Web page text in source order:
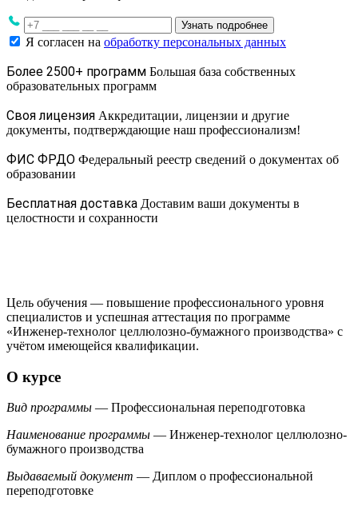
Узнать подробнее
Я согласен на обработку персональных данных
Более 2500+ программ Большая база собственных
образовательных программ
Своя лицензия Аккредитации, лицензии и другие
документы, подтверждающие наш профессионализм!
ФИС ФРДО Федеральный реестр сведений о документах об
образовании
Бесплатная доставка Доставим ваши документы в
целостности и сохранности
Цель обучения — повышение профессионального уровня
специалистов и успешная аттестация по программе
«Инженер-технолог целлюлозно-бумажного производства» с
учётом имеющейся квалификации.
О курсе
Вид программы — Профессиональная переподготовка
Наименование программы — Инженер-технолог целлюлозно-
бумажного производства
Выдаваемый документ — Диплом о профессиональной
переподготовке